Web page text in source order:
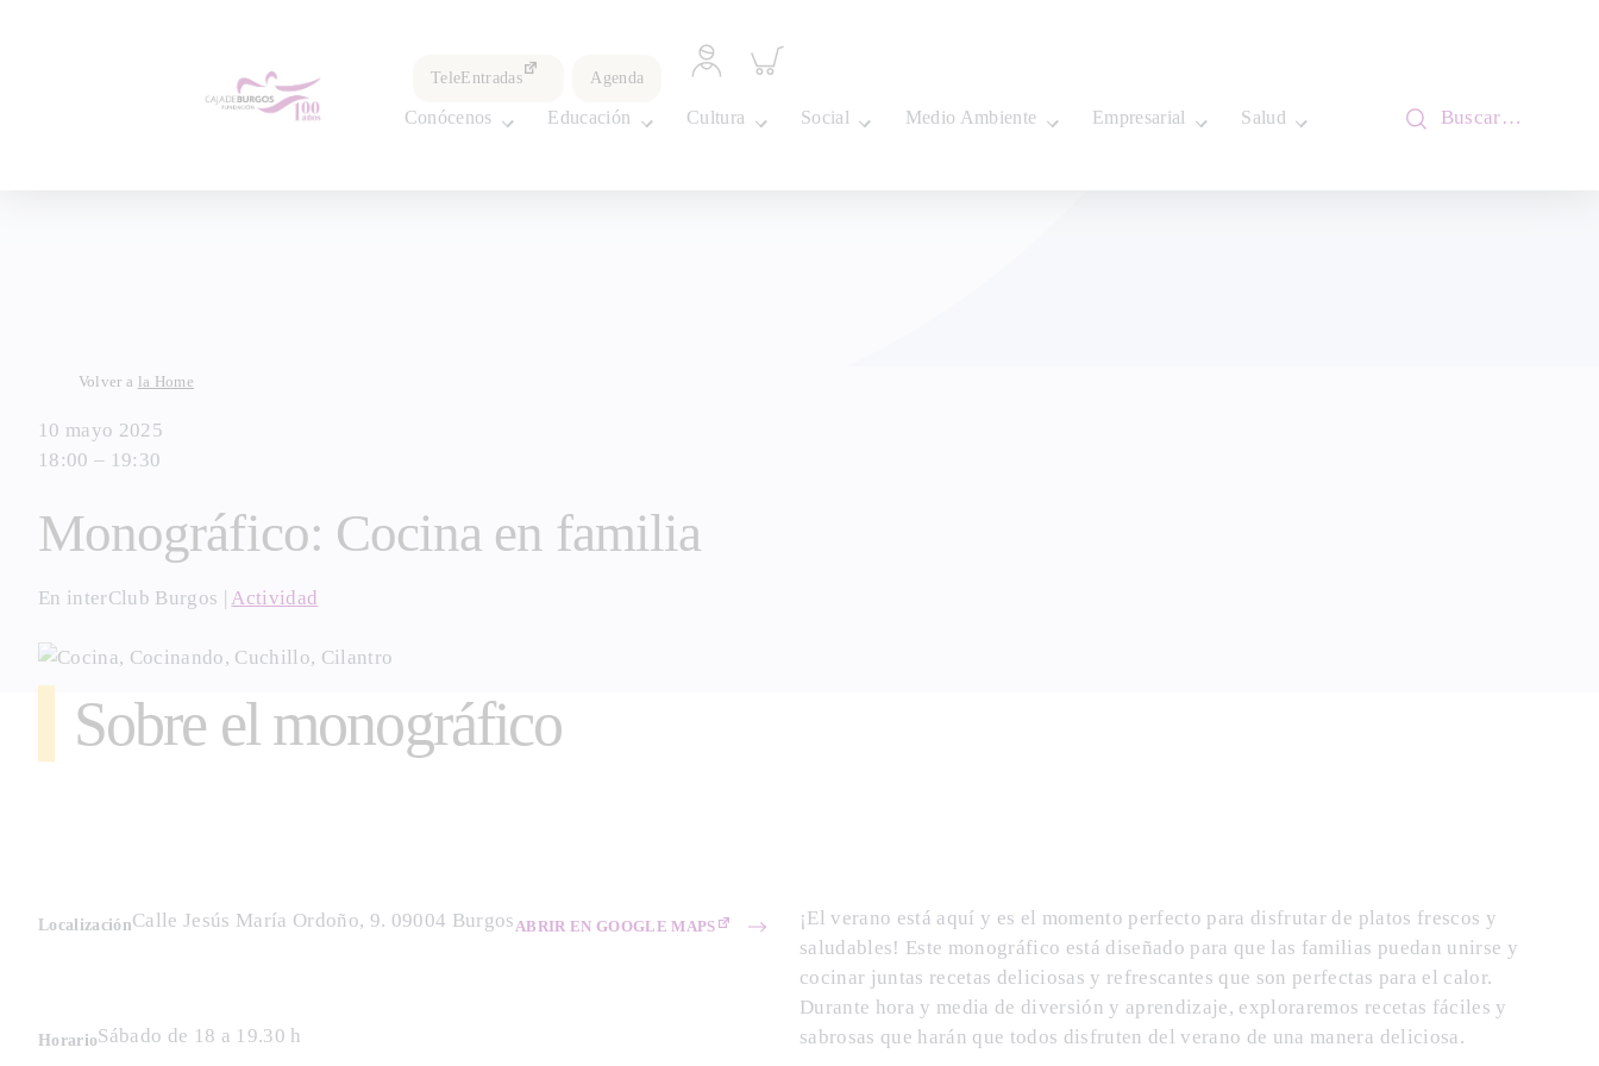
content
TeleEntradas Agenda
Acceder
a
personal
Inspeccionar
carrito
Conócenos Educación Cultura Social Medio Ambiente Empresarial Salud Buscar…
Volver a la Home
10 mayo 2025
18:00 – 19:30
Monográfico: Cocina en familia
En interClub Burgos |Actividad
Sobre el monográfico
LocalizaciónCalle Jesús María Ordoño, 9. 09004 BurgosABRIR EN GOOGLE MAPS
HorarioSábado de 18 a 19.30 h
¡El verano está aquí y es el momento perfecto para disfrutar de platos frescos y
saludables! Este monográfico está diseñado para que las familias puedan unirse y
cocinar juntas recetas deliciosas y refrescantes que son perfectas para el calor.
Durante hora y media de diversión y aprendizaje, exploraremos recetas fáciles y
sabrosas que harán que todos disfruten del verano de una manera deliciosa.